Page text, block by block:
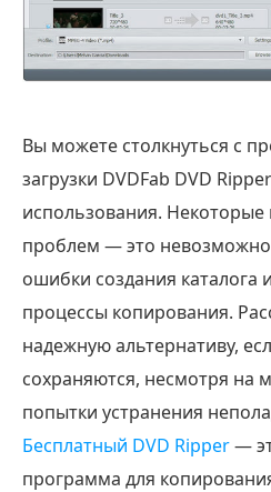
Вы можете столкнуться с
загрузки DVDFab DVD
использования.
проблем — это
ошибки создания каталога
процессы копирования.
надежную альтернативу,
сохраняются, несмотря на
попытки устранения
Бесплатный DVD Ripper—
программа для